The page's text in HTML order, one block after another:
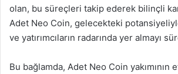
olan, bu süreçleri takip ederek bilinçli
Adet Neo Coin, gelecekteki
ve yatırımcıların radarında yer almayı
Bu bağlamda, Adet Neo Coin yakımının